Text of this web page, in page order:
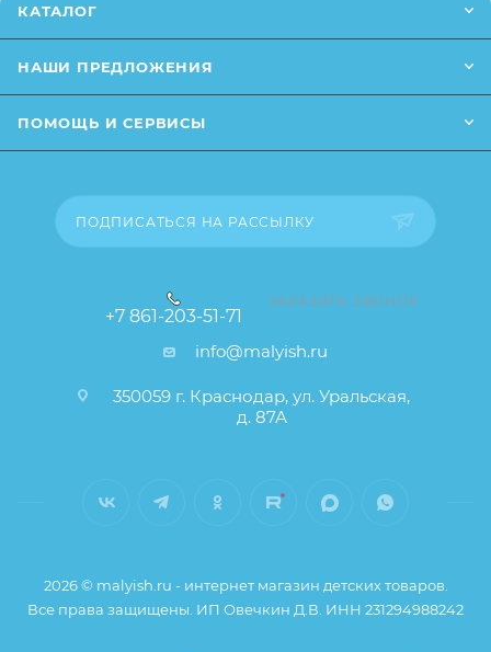
отличаться от описания и изображения
незначительные изменения в дизайне или упаковке
свойства товара), при этом основные
КАТАЛОГ
НАШИ ПРЕДЛОЖЕНИЯ
ПОМОЩЬ И СЕРВИСЫ
ПОДПИСАТЬСЯ НА РАССЫЛКУ
+7 861-203-51-71
ЗАКАЗАТЬ ЗВОНОК
info@malyish.ru
350059 г. Краснодар, ул. Уральская,
д. 87А
2026 © malyish.ru - интернет магазин детских товаров.
Все права защищены. ИП Овечкин Д.В. ИНН 231294988242